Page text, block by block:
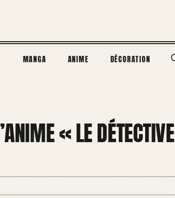
MANGA ANIME DÉCORATION
« LE DÉTECTIVE